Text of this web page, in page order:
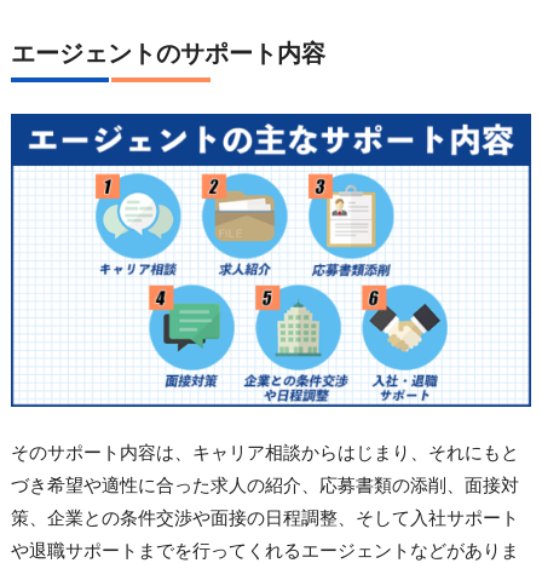
エージェントのサポート内容
そのサポート内容は、キャリア相談からはじまり、それにもと
づき希望や適性に合った求人の紹介、応募書類の添削、面接対
策、企業との条件交渉や面接の日程調整、そして入社サポート
や退職サポートまでを行ってくれるエージェントなどがありま